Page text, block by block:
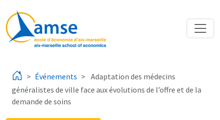
Événements
Adaptation des médecins
généralistes de ville face aux évolutions de l’offre et de la
demande de soins